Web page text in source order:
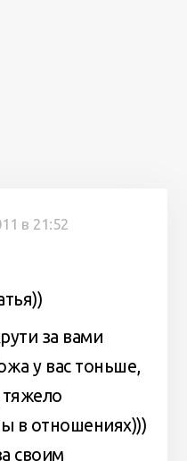
в 21:52
за вами
у вас тоньше,
тяжело
в отношениях)))
своим